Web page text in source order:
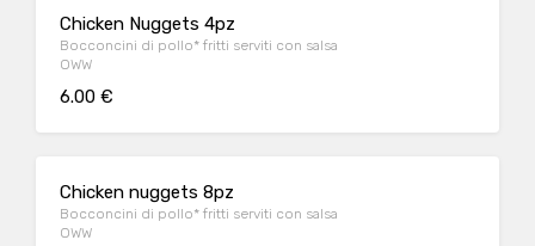
Chicken Nuggets 4pz
Bocconcini di pollo* fritti serviti con salsa
OWW
6.00 €
Chicken nuggets 8pz
Bocconcini di pollo* fritti serviti con salsa
OWW